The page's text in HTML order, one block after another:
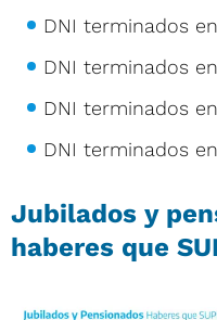
DNI terminados
DNI terminados
DNI terminados
DNI terminados
Jubilados y
haberes que